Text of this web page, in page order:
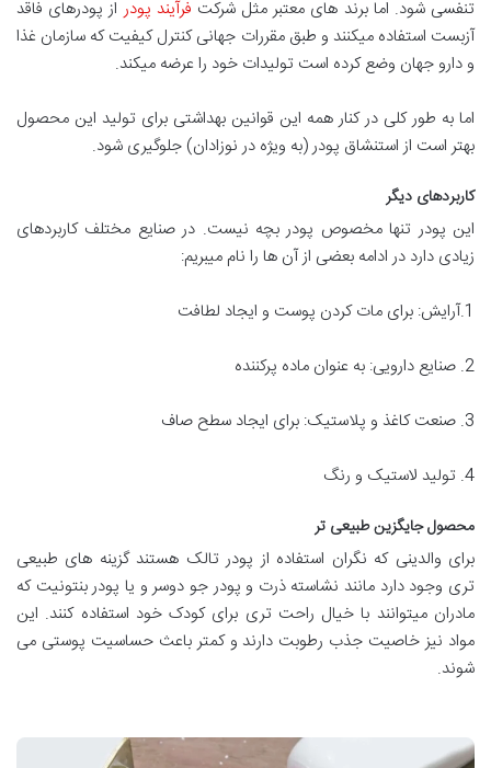
تنفسی شود. اما برند های معتبر مثل شرکت فرآیند پودراز پودرهای فاقد
آزبست استفاده میکنند و طبق مقررات جهانی کنترل کیفیت که سازمان غذا
و دارو جهان وضع کرده است تولیدات خود را عرضه میکند.
اما به طور کلی در کنار همه این قوانین بهداشتی برای تولید این محصول
بهتر است از استنشاق پودر (به ویژه در نوزادان) جلوگیری شود.
کاربردهای دیگر
این پودر تنها مخصوص پودر بچه نیست. در صنایع مختلف کاربردهای
زیادی دارد در ادامه بعضی از آن ها را نام میبریم:
1.آرایش: برای مات کردن پوست و ایجاد لطافت
2. صنایع دارویی: به عنوان ماده پرکننده
3. صنعت کاغذ و پلاستیک: برای ایجاد سطح صاف
4. تولید لاستیک و رنگ
محصول جایگزین طبیعی تر
برای والدینی که نگران استفاده از پودر تالک هستند گزینه های طبیعی
تری وجود دارد مانند نشاسته ذرت و پودر جو دوسر و یا پودر بنتونیت که
مادران میتوانند با خیال راحت تری برای کودک خود استفاده کنند. این
مواد نیز خاصیت جذب رطوبت دارند و کمتر باعث حساسیت پوستی می
شوند.